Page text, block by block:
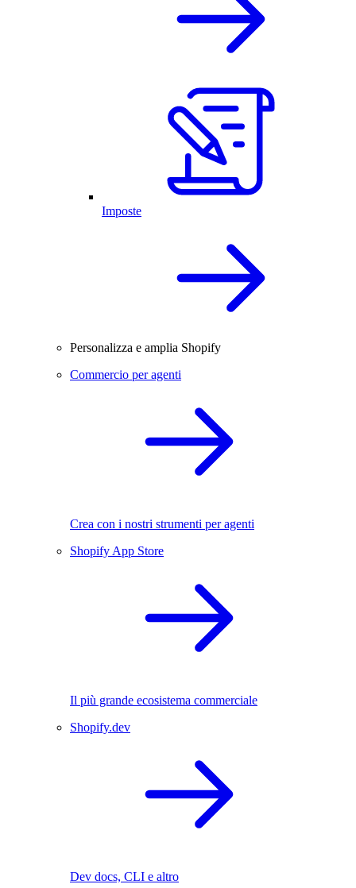
Imposte
Personalizza e amplia Shopify
Commercio per agenti
Crea con i nostri strumenti per agenti
Shopify App Store
Il più grande ecosistema commerciale
Shopify.dev
Dev docs, CLI e altro